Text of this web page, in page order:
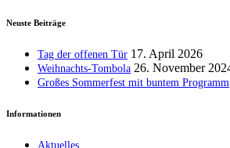
Neuste Beiträge
Tag der offenen Tür 17. April 2026
Weihnachts-Tombola 26. November
Großes Sommerfest mit buntem Programm
Informationen
Aktuelles